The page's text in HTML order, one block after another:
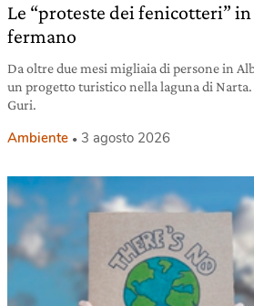
Le “proteste dei fenicotteri”
fermano
Da oltre due mesi migliaia di persone in
un progetto turistico nella laguna di Narta.
Guri.
Ambiente 3 agosto 2026